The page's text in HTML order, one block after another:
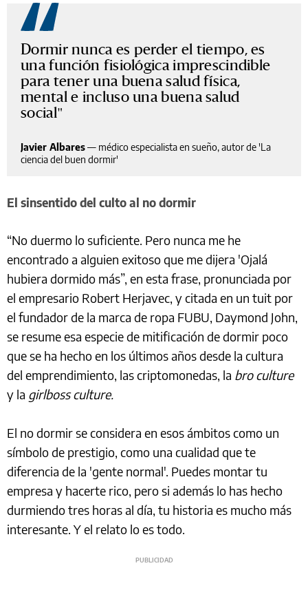
Dormir nunca es perder el tiempo, es
una función fisiológica imprescindible
para tener una buena salud física,
mental e incluso una buena salud
social
Javier Albares— médico especialista en sueño, autor de 'La
ciencia del buen dormir'
El sinsentido del culto al no dormir
“No duermo lo suficiente. Pero nunca me he
encontrado a alguien exitoso que me dijera 'Ojalá
hubiera dormido más”, en esta frase, pronunciada por
el empresario Robert Herjavec, y citada en un tuit por
el fundador de la marca de ropa FUBU, Daymond John,
se resume esa especie de mitificación de dormir poco
que se ha hecho en los últimos años desde la cultura
del emprendimiento, las criptomonedas, la bro culture
y la girlboss culture.
El no dormir se considera en esos ámbitos como un
símbolo de prestigio, como una cualidad que te
diferencia de la 'gente normal'. Puedes montar tu
empresa y hacerte rico, pero si además lo has hecho
durmiendo tres horas al día, tu historia es mucho más
interesante. Y el relato lo es todo.